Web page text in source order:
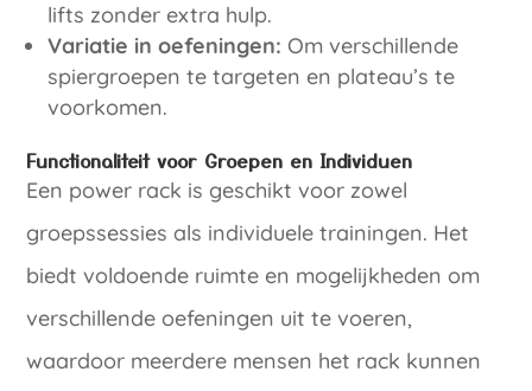
lifts zonder extra hulp.
Variatie in oefeningen: Om verschillende
spiergroepen te targeten en plateau’s te
voorkomen.
Functionaliteit voor Groepen en Individuen
Een power rack is geschikt voor zowel
groepssessies als individuele trainingen. Het
biedt voldoende ruimte en mogelijkheden om
verschillende oefeningen uit te voeren,
waardoor meerdere mensen het rack kunnen